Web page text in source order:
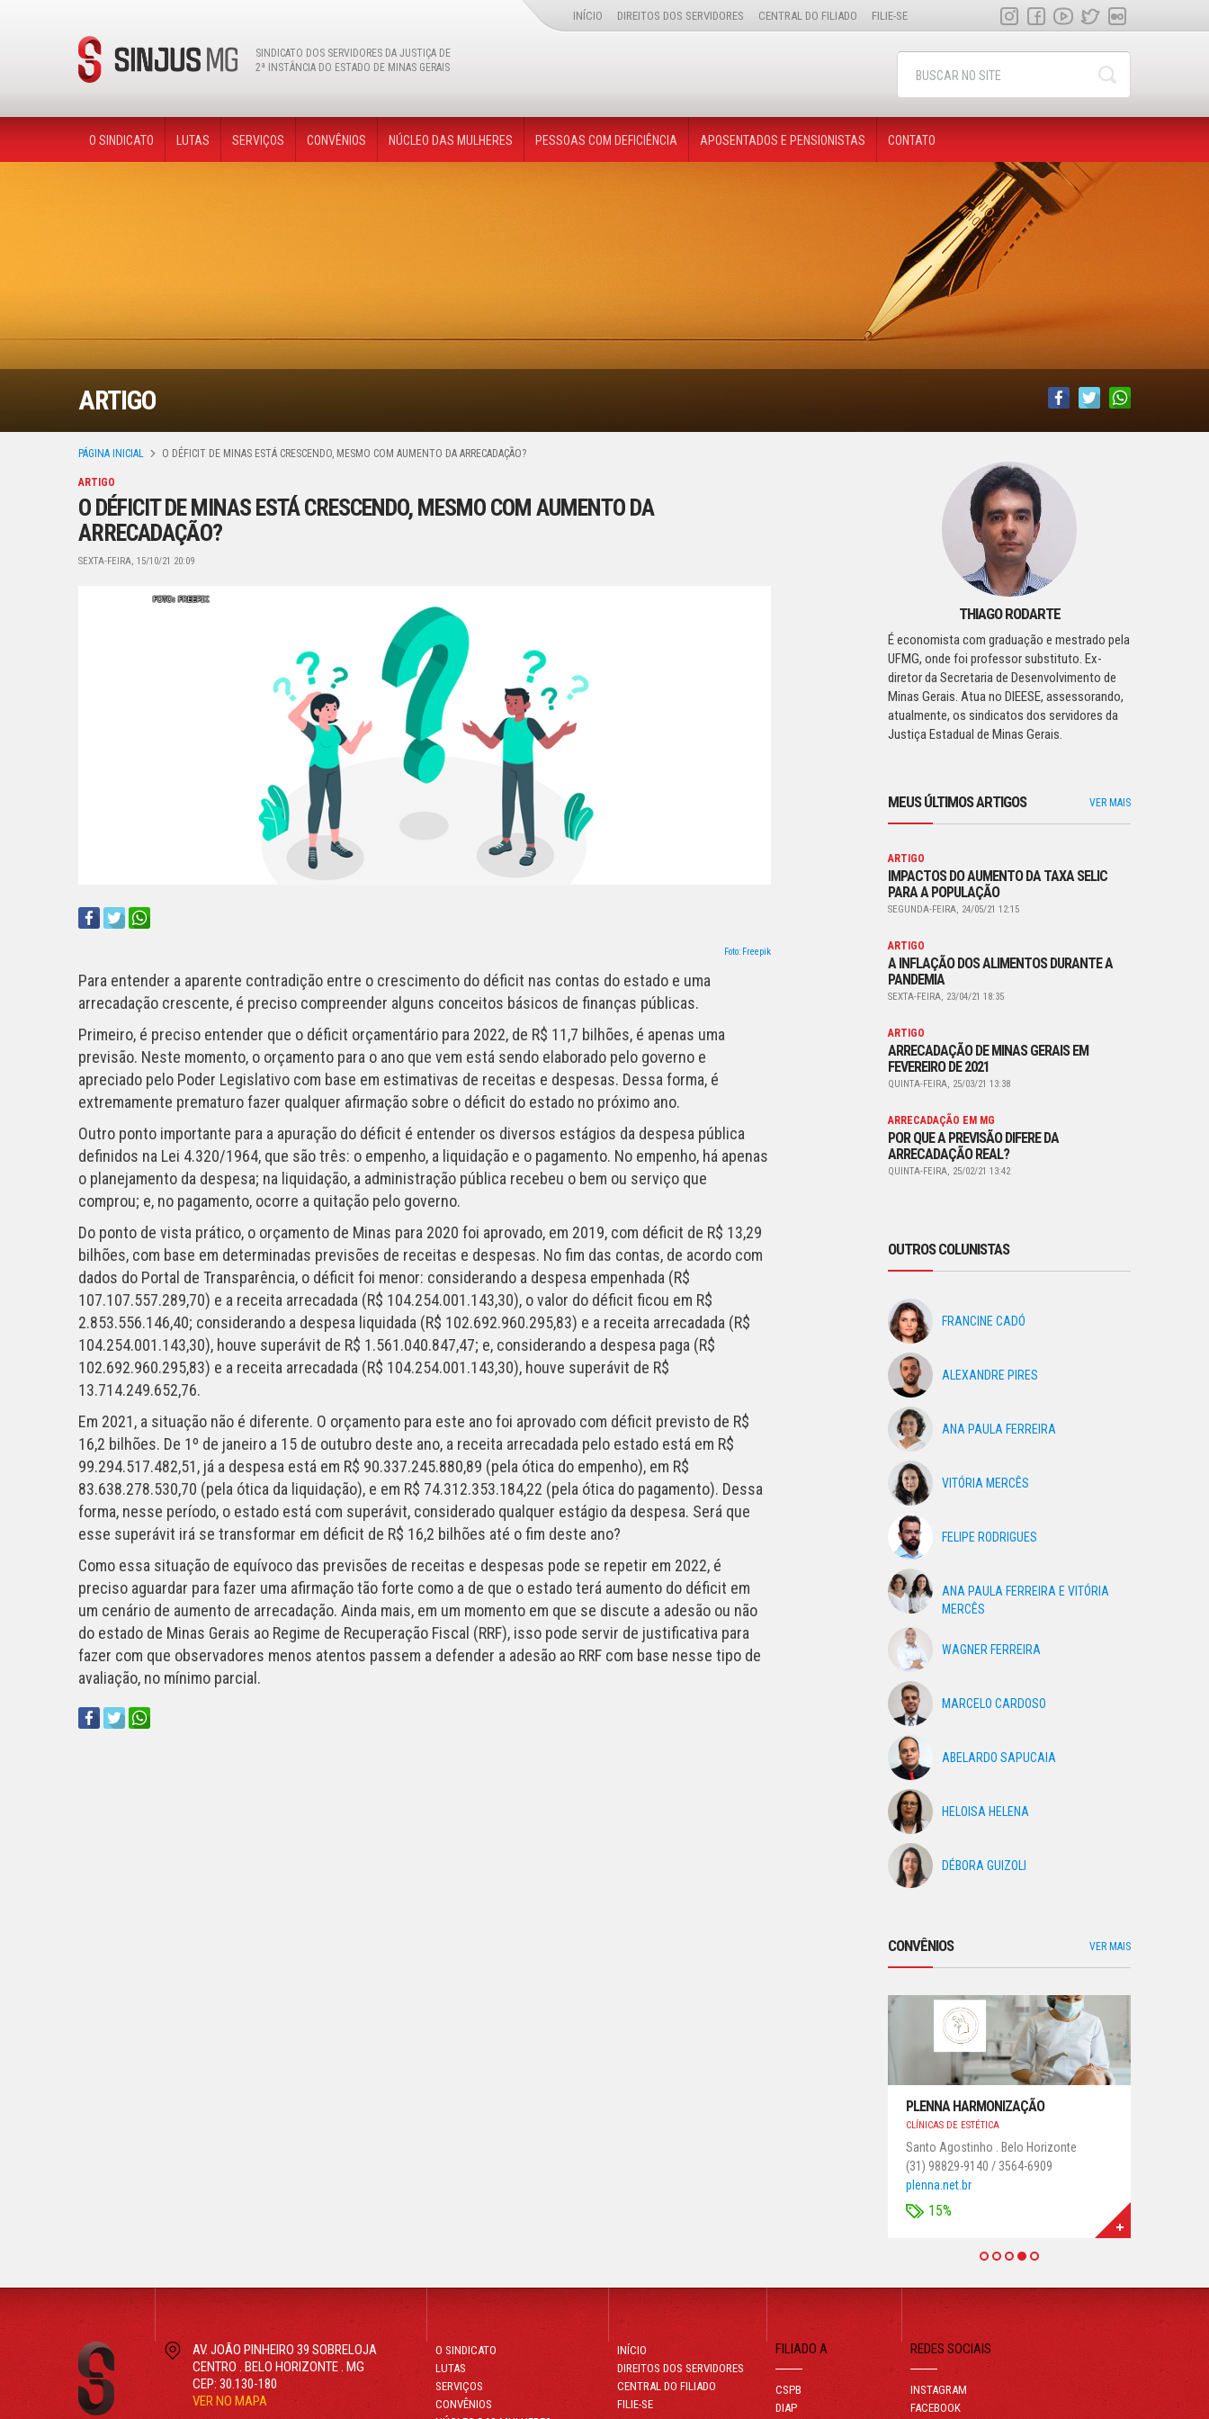
SINDICATO DOS SERVIDORES DA JUSTIÇA DE
2ª INSTÂNCIA DO ESTADO DE MINAS GERAIS
INÍCIO DIREITOS DOS SERVIDORES CENTRAL DO FILIADO FILIE-SE
O SINDICATO LUTAS SERVIÇOS CONVÊNIOS NÚCLEO DAS MULHERES PESSOAS COM DEFICIÊNCIA APOSENTADOS E PENSIONISTAS CONTATO
ARTIGO
PÁGINA INICIAL O DÉFICIT DE MINAS ESTÁ CRESCENDO, MESMO COM AUMENTO DA ARRECADAÇÃO?
ARTIGO
O DÉFICIT DE MINAS ESTÁ CRESCENDO, MESMO COM AUMENTO DA
ARRECADAÇÃO?
SEXTA-FEIRA, 15/10/21 20:09
Foto: Freepik
Para entender a aparente contradição entre o crescimento do déficit nas contas do estado e uma
arrecadação crescente, é preciso compreender alguns conceitos básicos de finanças públicas.
Primeiro, é preciso entender que o déficit orçamentário para 2022, de R$ 11,7 bilhões, é apenas uma
previsão. Neste momento, o orçamento para o ano que vem está sendo elaborado pelo governo e
apreciado pelo Poder Legislativo com base em estimativas de receitas e despesas. Dessa forma, é
extremamente prematuro fazer qualquer afirmação sobre o déficit do estado no próximo ano.
Outro ponto importante para a apuração do déficit é entender os diversos estágios da despesa pública
definidos na Lei 4.320/1964, que são três: o empenho, a liquidação e o pagamento. No empenho, há apenas
o planejamento da despesa; na liquidação, a administração pública recebeu o bem ou serviço que
comprou; e, no pagamento, ocorre a quitação pelo governo.
Do ponto de vista prático, o orçamento de Minas para 2020 foi aprovado, em 2019, com déficit de R$ 13,29
bilhões, com base em determinadas previsões de receitas e despesas. No fim das contas, de acordo com
dados do Portal de Transparência, o déficit foi menor: considerando a despesa empenhada (R$
107.107.557.289,70) e a receita arrecadada (R$ 104.254.001.143,30), o valor do déficit ficou em R$
2.853.556.146,40; considerando a despesa liquidada (R$ 102.692.960.295,83) e a receita arrecadada (R$
104.254.001.143,30), houve superávit de R$ 1.561.040.847,47; e, considerando a despesa paga (R$
102.692.960.295,83) e a receita arrecadada (R$ 104.254.001.143,30), houve superávit de R$
13.714.249.652,76.
Em 2021, a situação não é diferente. O orçamento para este ano foi aprovado com déficit previsto de R$
16,2 bilhões. De 1º de janeiro a 15 de outubro deste ano, a receita arrecadada pelo estado está em R$
99.294.517.482,51, já a despesa está em R$ 90.337.245.880,89 (pela ótica do empenho), em R$
83.638.278.530,70 (pela ótica da liquidação), e em R$ 74.312.353.184,22 (pela ótica do pagamento). Dessa
forma, nesse período, o estado está com superávit, considerado qualquer estágio da despesa. Será que
esse superávit irá se transformar em déficit de R$ 16,2 bilhões até o fim deste ano?
Como essa situação de equívoco das previsões de receitas e despesas pode se repetir em 2022, é
preciso aguardar para fazer uma afirmação tão forte como a de que o estado terá aumento do déficit em
um cenário de aumento de arrecadação. Ainda mais, em um momento em que se discute a adesão ou não
do estado de Minas Gerais ao Regime de Recuperação Fiscal (RRF), isso pode servir de justificativa para
fazer com que observadores menos atentos passem a defender a adesão ao RRF com base nesse tipo de
avaliação, no mínimo parcial.
THIAGO RODARTE
É economista com graduação e mestrado pela
UFMG, onde foi professor substituto. Ex-
diretor da Secretaria de Desenvolvimento de
Minas Gerais. Atua no DIEESE, assessorando,
atualmente, os sindicatos dos servidores da
Justiça Estadual de Minas Gerais.
MEUS ÚLTIMOS ARTIGOS VER MAIS
ARTIGO
IMPACTOS DO AUMENTO DA TAXA SELIC
PARA A POPULAÇÃO
SEGUNDA-FEIRA, 24/05/21 12:15
ARTIGO
A INFLAÇÃO DOS ALIMENTOS DURANTE A
PANDEMIA
SEXTA-FEIRA, 23/04/21 18:35
ARTIGO
ARRECADAÇÃO DE MINAS GERAIS EM
FEVEREIRO DE 2021
QUINTA-FEIRA, 25/03/21 13:38
ARRECADAÇÃO EM MG
POR QUE A PREVISÃO DIFERE DA
ARRECADAÇÃO REAL?
QUINTA-FEIRA, 25/02/21 13:42
OUTROS COLUNISTAS
FRANCINE CADÓ
ALEXANDRE PIRES
ANA PAULA FERREIRA
VITÓRIA MERCÊS
FELIPE RODRIGUES
ANA PAULA FERREIRA E VITÓRIA
MERCÊS
WAGNER FERREIRA
MARCELO CARDOSO
ABELARDO SAPUCAIA
HELOISA HELENA
DÉBORA GUIZOLI
CONVÊNIOS VER MAIS
PLENNA HARMONIZAÇÃO
CLÍNICAS DE ESTÉTICA
Santo Agostinho . Belo Horizonte
(31) 98829-9140 / 3564-6909
plenna.net.br
15%
AV. JOÃO PINHEIRO 39 SOBRELOJA
CENTRO . BELO HORIZONTE . MG
CEP: 30.130-180
VER NO MAPA
O SINDICATO
LUTAS
SERVIÇOS
CONVÊNIOS
INÍCIO
DIREITOS DOS SERVIDORES
CENTRAL DO FILIADO
FILIE-SE
FILIADO A
CSPB
DIAP
REDES SOCIAIS
INSTAGRAM
FACEBOOK